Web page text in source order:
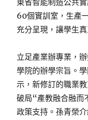
東省智能制造公共
60個實訓室，生產
充分呈現，讓學生
立足產業辦專業，
學院的辦學宗旨。
示，新修訂的職業
破局“產教融合融而
政策支持。孫青榮